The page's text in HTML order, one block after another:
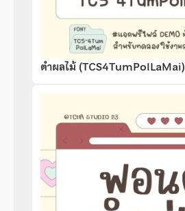
ตำผลไม้ (TCS4TumPolLaMai)